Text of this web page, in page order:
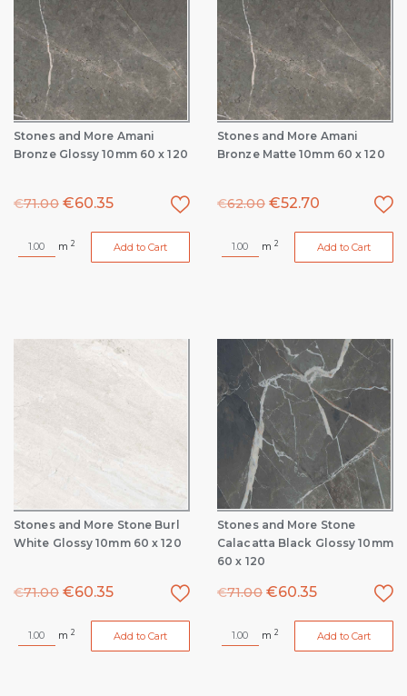
Stones and More Amani
Bronze Glossy 10mm 60 x 120
€71.00 €60.35
m 2 Add to Cart
Stones and More Amani
Bronze Matte 10mm 60 x 120
€62.00 €52.70
m 2 Add to Cart
Stones and More Stone Burl
White Glossy 10mm 60 x 120
€71.00 €60.35
m 2 Add to Cart
Stones and More Stone
Calacatta Black Glossy 10mm
60 x 120
€71.00 €60.35
m 2 Add to Cart